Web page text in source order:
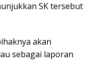
SK tersebut
akan
sebagai laporan